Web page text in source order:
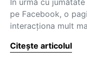
În urmă cu
pe Facebook, o
interacţiona mult
Citește articolul